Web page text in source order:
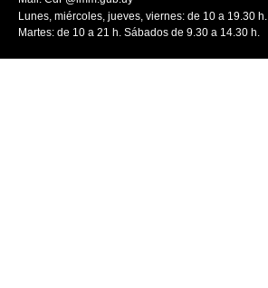
Lunes, miércoles, jueves, viernes: de 10 a 19.30 h.
Martes: de 10 a 21 h. Sábados de 9.30 a 14.30 h.